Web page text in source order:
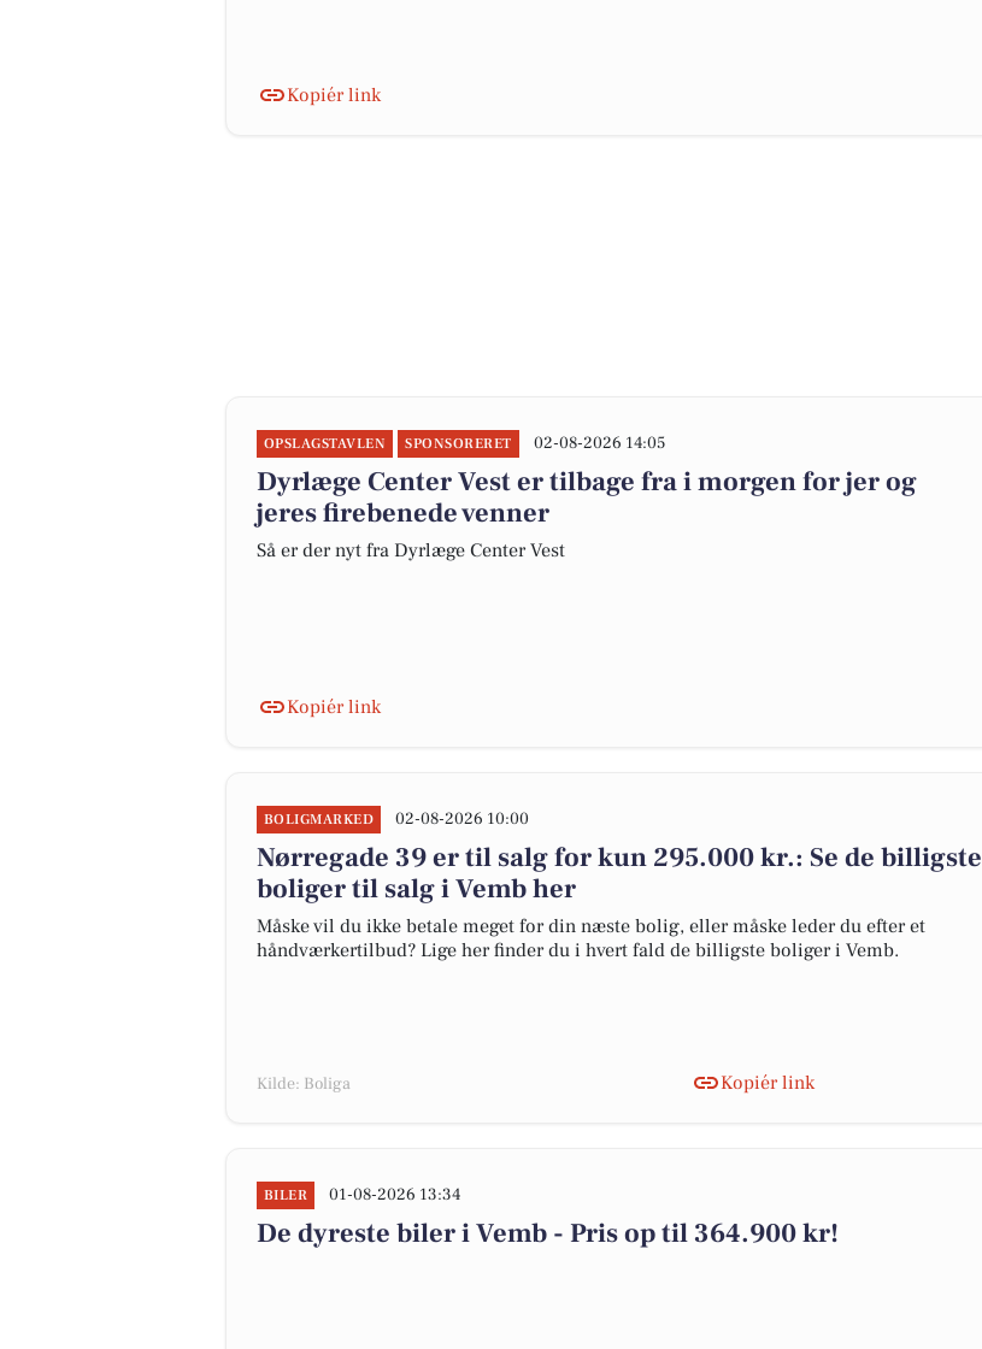
Kopiér link
OPSLAGSTAVLEN SPONSORERET 02-08-2026 14:05
Dyrlæge Center Vest er tilbage fra i morgen for jer og
jeres firebenede venner
Så er der nyt fra Dyrlæge Center Vest
Kopiér link
BOLIGMARKED 02-08-2026 10:00
Nørregade 39 er til salg for kun 295.000 kr.: Se de billigste
boliger til salg i Vemb her
Måske vil du ikke betale meget for din næste bolig, eller måske leder du efter et
håndværkertilbud? Lige her finder du i hvert fald de billigste boliger i Vemb.
Kilde: Boliga Kopiér link
BILER 01-08-2026 13:34
De dyreste biler i Vemb - Pris op til 364.900 kr!